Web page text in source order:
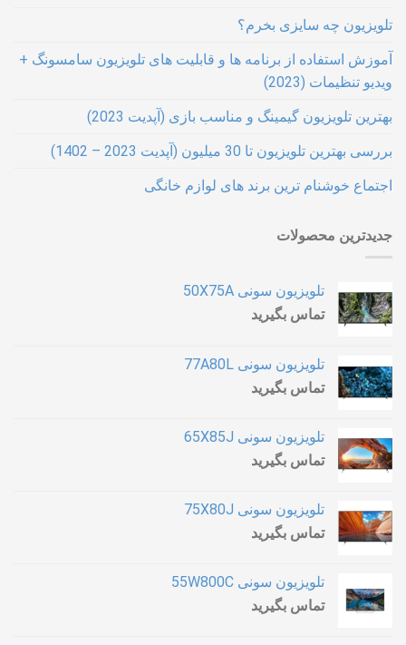
تلویزیون چه سایزی بخرم؟
آموزش استفاده از برنامه ها و قابلیت های تلویزیون سامسونگ +
ویدیو تنظیمات (2023)
بهترین تلویزیون گیمینگ و مناسب بازی (آپدیت 2023)
بررسی بهترین تلویزیون تا 30 میلیون (آپدیت 2023 – 1402)
اجتماع خوشنام ترین برند های لوازم خانگی
جدیدترین محصولات
تلویزیون سونی 50X75A
تماس بگیرید
تلویزیون سونی 77A80L
تماس بگیرید
تلویزیون سونی 65X85J
تماس بگیرید
تلویزیون سونی 75X80J
تماس بگیرید
تلویزیون سونی 55W800C
تماس بگیرید